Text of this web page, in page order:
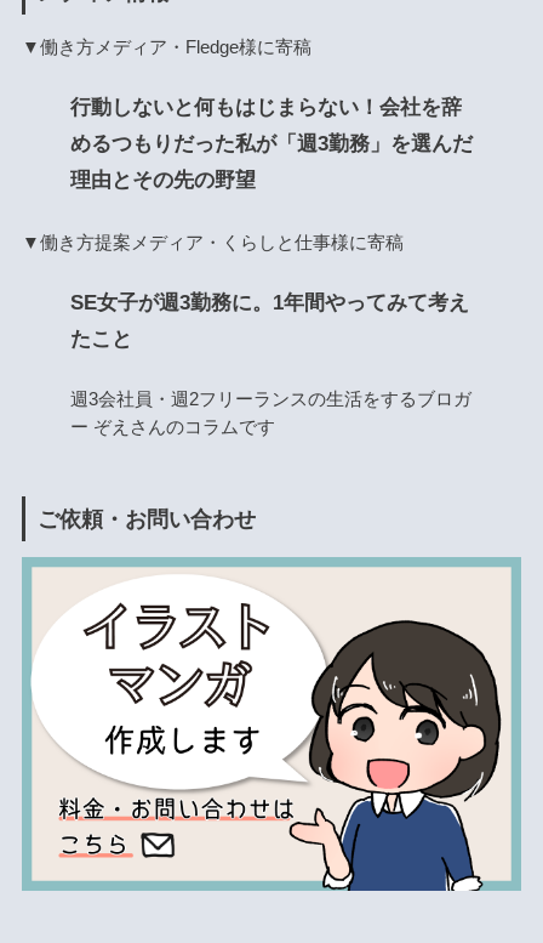
▼働き方メディア・Fledge様に寄稿
行動しないと何もはじまらない！会社を辞
めるつもりだった私が「週3勤務」を選んだ
理由とその先の野望
▼働き方提案メディア・くらしと仕事様に寄稿
SE女子が週3勤務に。1年間やってみて考え
たこと
週3会社員・週2フリーランスの生活をするブロガ
ー ぞえさんのコラムです
ご依頼・お問い合わせ